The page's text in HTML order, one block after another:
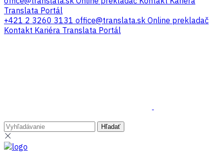
Translata Portál
+421 2 3260 3131 office@translata.sk Online prekladač
Kontakt Kariéra Translata Portál